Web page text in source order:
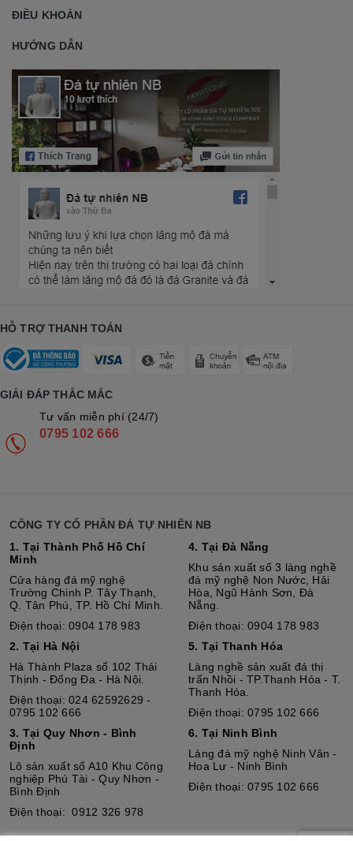
ĐIỀU KHOẢN
HƯỚNG DẪN
HỖ TRỢ THANH TOÁN
GIẢI ĐÁP THẮC MẮC
Tư vấn miễn phí (24/7)
0795 102 666
CÔNG TY CỔ PHẦN ĐÁ TỰ NHIÊN NB
1. Tại Thành Phố Hồ Chí
Minh
Cửa hàng đá mỹ nghệ
Trường Chinh P. Tây Thạnh,
Q. Tân Phú, TP. Hồ Chí Minh.
Điện thoại: 0904 178 983
2. Tại Hà Nội
Hà Thành Plaza số 102 Thái
Thịnh - Đống Đa - Hà Nội.
Điện thoại: 024 62592629 -
0795 102 666
3. Tại Quy Nhơn - Bình
Định
Lô sản xuất số A10 Khu Công
nghiệp Phú Tài - Quy Nhơn -
Bình Định
Điện thoại: 0912 326 978
4. Tại Đà Nẵng
Khu sản xuất số 3 làng nghề
đá mỹ nghệ Non Nước, Hải
Hòa, Ngũ Hành Sơn, Đà
Nẵng.
Điện thoại: 0904 178 983
5. Tại Thanh Hóa
Làng nghề sản xuất đá thị
trấn Nhồi - TP.Thanh Hóa - T.
Thanh Hóa.
Điện thoại: 0795 102 666
6. Tại Ninh Bình
Làng đá mỹ nghệ Ninh Vân -
Hoa Lư - Ninh Bình
Điện thoại: 0795 102 666